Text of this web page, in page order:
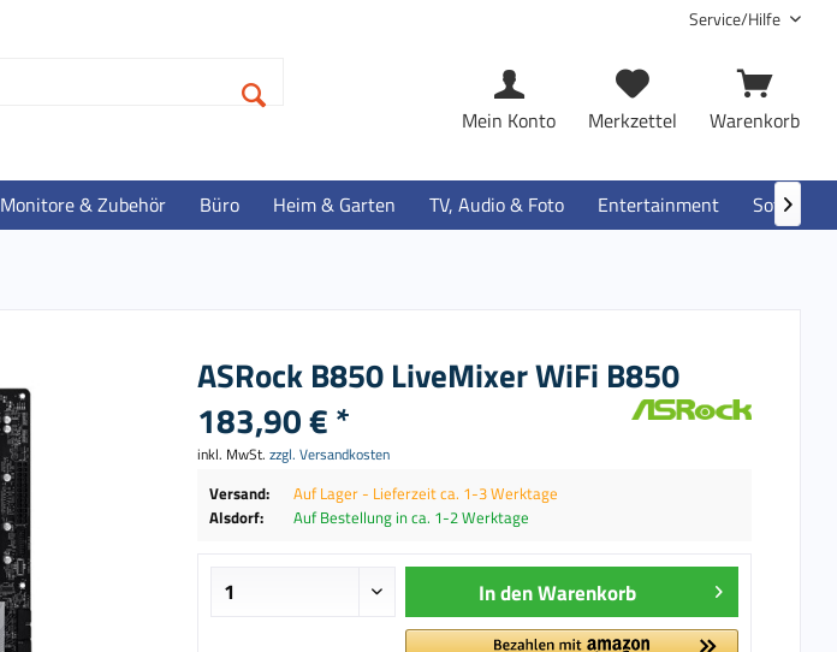
Service/Hilfe
Warenkorb
Merkzettel
Mein Konto
Monitore & Zubehör Büro Heim & Garten TV, Audio & Foto Entertainment Software

ASRock B850 LiveMixer WiFi B850
183,90 € *
inkl. MwSt. zzgl. Versandkosten
Versand:
Auf Lager - Lieferzeit ca. 1-3 Werktage
Alsdorf:
Auf Bestellung in ca. 1-2 Werktage
In denWarenkorb